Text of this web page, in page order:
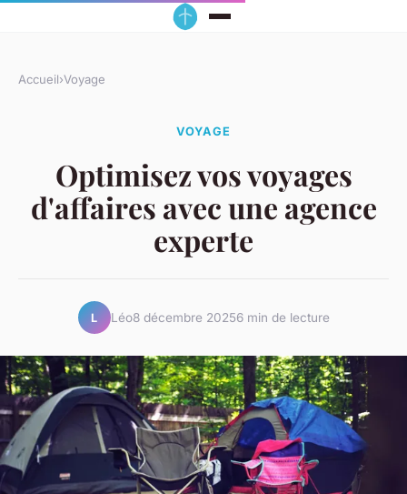
Accueil›Voyage
VOYAGE
Optimisez vos voyages
d'affaires avec une agence
experte
L Léo8 décembre 20256 min de lecture